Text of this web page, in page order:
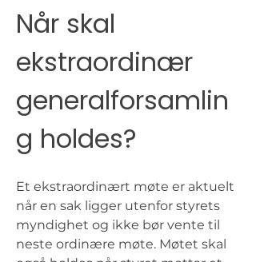
Når skal
ekstraordinær
generalforsamlin
g holdes?
Et ekstraordinært møte er aktuelt
når en sak ligger utenfor styrets
myndighet og ikke bør vente til
neste ordinære møte. Møtet skal